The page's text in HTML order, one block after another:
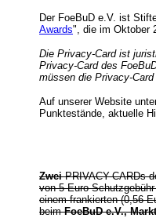
Der FoeBuD e.V. ist
Awards", die im Oktober
Die Privacy-Card ist
Privacy-Card des
müssen die Privacy-Card
Auf unserer Website
Punktestände, aktuelle
ZweiPRIVACY-CARDs
von 5 Euro
einem frankierten (0,56
beimFoeBuD e.V.,